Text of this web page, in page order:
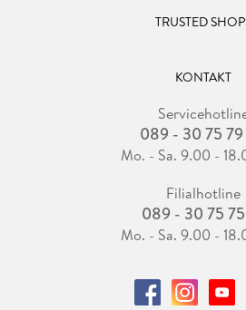
TRUSTED
KONTAKT
089 - 30 75
Mo. - Sa. 9.00 -
Filialhotline
089 - 30 75
Mo. - Sa. 9.00 -